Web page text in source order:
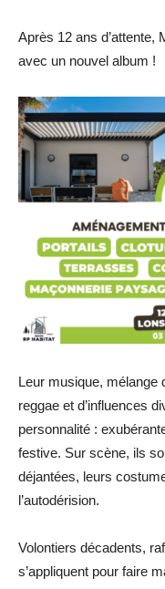
Après 12 ans d’attente,
avec un nouvel album !
Leur musique, mélange
reggae et d’influences
personnalité :
festive. Sur scène, ils
déjantées, leurs
l’autodérision.
Volontiers décadents,
s’appliquent pour faire